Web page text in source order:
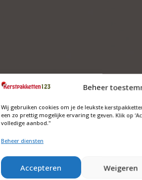
Beheer
Wij gebruiken cookies om je de leukste
een zo prettig mogelijke ervaring te geven. Klik op
volledige aanbod."
Beheer diensten
Accepteren Weigeren